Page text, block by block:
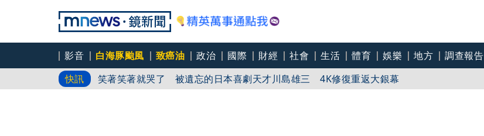
影音 白海豚颱風 致癌油 政治 國際 財經 社會 生活 體育 娛樂 地方 調查報告
快訊
笑著笑著就哭了 被遺忘的日本喜劇天才川島雄三 4K修復重返大銀幕
角頭大哥變身親情喜劇 羅志祥噴貢丸爽打王識賢「神臉黏飯粒」 喜提「搞笑MVP」